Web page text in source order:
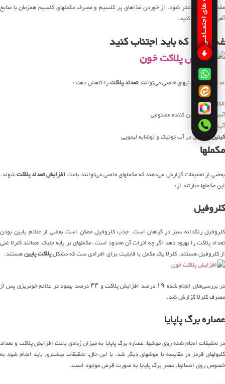
مقدار جذب بیشتر شود. از خوردن غذاهای پر کلسیم و مصرف مکملهای کلسیم همزمان با منابع
آهن، خودداری کنید.
غذاهایی که باید اجتناب کنید
غذاها و نوشیدنیهای خاصی می‌توانندتعداد پلاکترا کاهش دهند:
الکل
آسپارتام، شیرین کننده مصنوعی
آب ذغال اخته
کینین، ماده‌ای در آب تونیک و نوشابه لیمویی
مکملها
بعضی از تحقیقات گزارش می‌دهند که مکملهای خاصی می‌توانند باعث افزایش تعداد پلاکتشوند.
این مکملها عبارتند از:
کلروفیل
کلروفیل رنگدانه سبز در گیاهان است. جذب کلروفیل ممکن است بعضی از علائم پایین بودن
تعداد پلاکت را بهبود دهد اگر چه اثرات آن محدود است. مکملهای بر پایه جلبک، همانند کلرلا غنی
از کلروفیل هستند. کلرلا یک مکمل با قابلیت برای افرادی ست که مشکلپلاکت پایینهستند.
در بررسی‌های انجام شده ۱۹ درصد افزایش پلاکت و ۳۳ درصد بهبود در علائم خونریزی پس از
مصرف کلرلا گزارش شد.
عصاره برگ پاپایا
در تحقیقات انجام شده روی موشها، عصاره برگ پاپایا به میزان زیادی باعث افزایش پلاکت و تعداد
گلبولهای قرمز در مقایسه با موشهای دیگر شد. با این حال، تحقیقات بیشتری باید انجام شود به
خصوص روی انسانها. عصر برگ پاپایا به صورت قرص موجود است.
شبکـه های اجتمـاعـی